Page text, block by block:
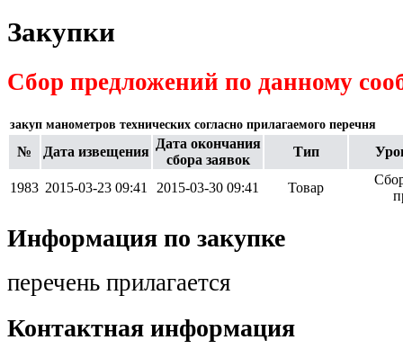
Закупки
Сбор предложений по данному
закуп манометров технических согласно прилагаемого перечня
№ Дата извещения
Дата окончания
сбора заявок
Тип
1983 2015-03-23 09:41 2015-03-30 09:41 Товар
Информация по закупке
перечень прилагается
Контактная информация